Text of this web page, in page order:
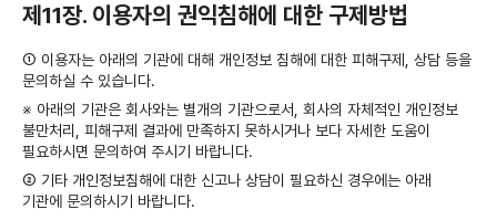
제11장. 이용자의 권익침해에 대한 구제방법
① 이용자는 아래의 기관에 대해 개인정보 침해에 대한 피해구제, 상담 등을
문의하실 수 있습니다.
※ 아래의 기관은 회사와는 별개의 기관으로서, 회사의 자체적인 개인정보
불만처리, 피해구제 결과에 만족하지 못하시거나 보다 자세한 도움이
필요하시면 문의하여 주시기 바랍니다.
② 기타 개인정보침해에 대한 신고나 상담이 필요하신 경우에는 아래
기관에 문의하시기 바랍니다.